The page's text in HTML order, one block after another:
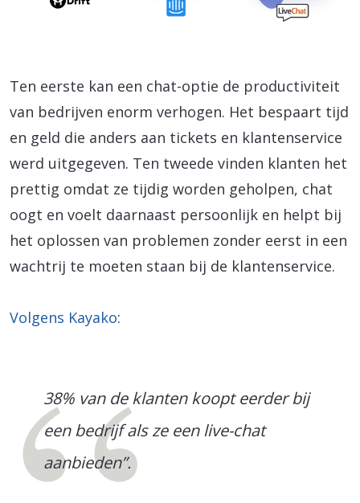
Ten eerste kan een chat-optie de productiviteit
van bedrijven enorm verhogen. Het bespaart tijd
en geld die anders aan tickets en klantenservice
werd uitgegeven. Ten tweede vinden klanten het
prettig omdat ze tijdig worden geholpen, chat
oogt en voelt daarnaast persoonlijk en helpt bij
het oplossen van problemen zonder eerst in een
wachtrij te moeten staan bij de klantenservice.
Volgens Kayako:
38% van de klanten koopt eerder bij
een bedrijf als ze een live-chat
aanbieden”.